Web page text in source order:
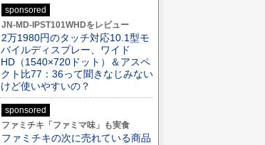
sponsored
JN-MD-IPST101WHDをレビュー
2万1980円のタッチ対応10.1型モ
バイルディスプレー、ワイド
HD（1540×720ドット）＆アスペ
クト比77：36って聞きなじみない
けど使いやすいの？
sponsored
ファミチキ「ファミマ味」も実食
ファミチキの次に売れている商品